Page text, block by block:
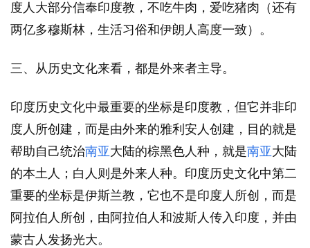
度人大部分信奉印度教，不吃牛肉，爱吃猪肉（还有
两亿多穆斯林，生活习俗和伊朗人高度一致）。
三、从历史文化来看，都是外来者主导。
印度历史文化中最重要的坐标是印度教，但它并非印
度人所创建，而是由外来的雅利安人创建，目的就是
帮助自己统治南亚大陆的棕黑色人种，就是南亚大陆
的本土人；白人则是外来人种。印度历史文化中第二
重要的坐标是伊斯兰教，它也不是印度人所创，而是
阿拉伯人所创，由阿拉伯人和波斯人传入印度，并由
蒙古人发扬光大。